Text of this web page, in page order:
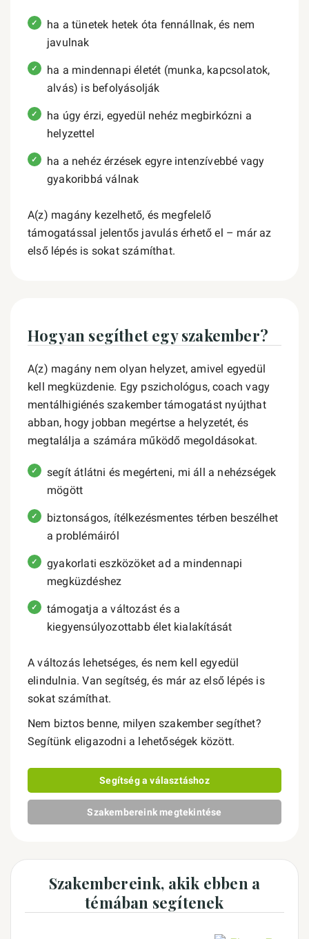
ha a tünetek hetek óta fennállnak, és nem
javulnak
ha a mindennapi életét (munka, kapcsolatok,
alvás) is befolyásolják
ha úgy érzi, egyedül nehéz megbirkózni a
helyzettel
ha a nehéz érzések egyre intenzívebbé vagy
gyakoribbá válnak
A(z) magány kezelhető, és megfelelő
támogatással jelentős javulás érhető el – már az
első lépés is sokat számíthat.
Hogyan segíthet egy szakember?
A(z) magány nem olyan helyzet, amivel egyedül
kell megküzdenie. Egy pszichológus, coach vagy
mentálhigiénés szakember támogatást nyújthat
abban, hogy jobban megértse a helyzetét, és
megtalálja a számára működő megoldásokat.
segít átlátni és megérteni, mi áll a nehézségek
mögött
biztonságos, ítélkezésmentes térben beszélhet
a problémáiról
gyakorlati eszközöket ad a mindennapi
megküzdéshez
támogatja a változást és a
kiegyensúlyozottabb élet kialakítását
A változás lehetséges, és nem kell egyedül
elindulnia. Van segítség, és már az első lépés is
sokat számíthat.
Nem biztos benne, milyen szakember segíthet?
Segítünk eligazodni a lehetőségek között.
Segítség a választáshoz
Szakembereink megtekintése
Szakembereink, akik ebben a
témában segítenek